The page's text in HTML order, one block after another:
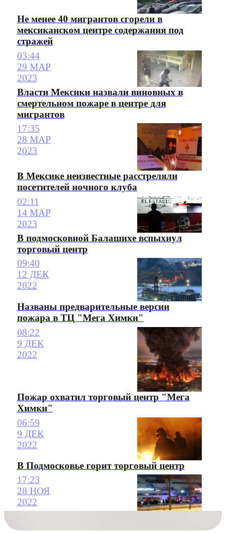
Не менее 40 мигрантов сгорели в
мексиканском центре содержания под
стражей
03:44
29 МАР
2023
Власти Мексики назвали виновных в
смертельном пожаре в центре для
мигрантов
17:35
28 МАР
2023
В Мексике неизвестные расстреляли
посетителей ночного клуба
02:11
14 МАР
2023
В подмосковной Балашихе вспыхнул
торговый центр
09:40
12 ДЕК
2022
Названы предварительные версии
пожара в ТЦ "Мега Химки"
08:22
9 ДЕК
2022
Пожар охватил торговый центр "Мега
Химки"
06:59
9 ДЕК
2022
В Подмосковье горит торговый центр
17:23
28 НОЯ
2022